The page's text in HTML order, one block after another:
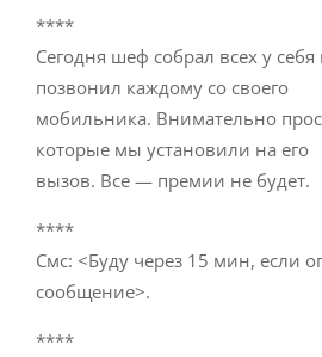
****
Сегодня шеф собрал всех у себя
позвонил каждому со своего
мобильника. Внимательно
которые мы установили на его
вызов. Все — премии не будет.
****
Смс: <Буду через 15 мин, если
сообщение>.
****